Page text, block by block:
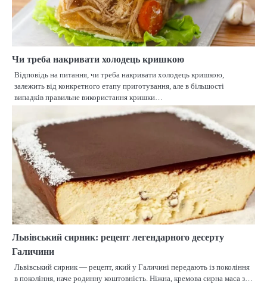
Чи треба накривати холодець кришкою
Відповідь на питання, чи треба накривати холодець кришкою,
залежить від конкретного етапу приготування, але в більшості
випадків правильне використання кришки…
Львівський сирник: рецепт легендарного десерту
Галичини
Львівський сирник — рецепт, який у Галичині передають із покоління
в покоління, наче родинну коштовність. Ніжна, кремова сирна маса з…